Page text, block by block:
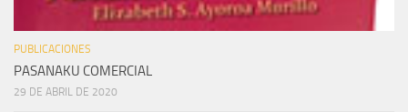
PUBLICACIONES
PASANAKU COMERCIAL
29 DE ABRIL DE 2020